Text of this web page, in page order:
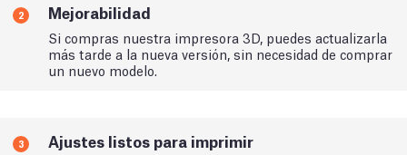
2 Mejorabilidad
Si compras nuestra impresora 3D, puedes actualizarla
más tarde a la nueva versión, sin necesidad de comprar
un nuevo modelo.
3 Ajustes listos para imprimir